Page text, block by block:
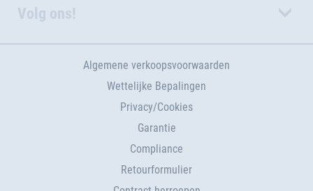
Volg ons!
Algemene verkoopsvoorwaarden
Wettelijke Bepalingen
Privacy/Cookies
Garantie
Compliance
Retourformulier